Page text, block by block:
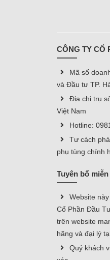
CÔNG TY CỔ
Mã số
và Đầu tư TP.
Địa chỉ trụ
Việt Nam
Hotline:
Tư cách
phụ tùng chính
Tuyên bố
Website
Cổ Phần Đầu
trên website
hãng và đại lý
Quý khách